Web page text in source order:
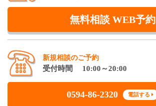
無料相談 WEB予約
新規相談のご予約
受付時間 10:00～20:00
0594-86-2320 電話する